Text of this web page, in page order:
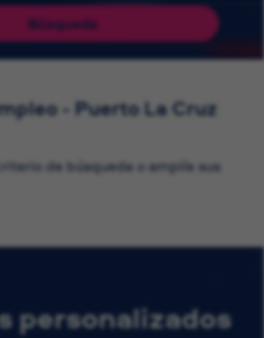
Búsqueda
- Puerto La Cruz
de búsqueda o amplíe sus
personalizados